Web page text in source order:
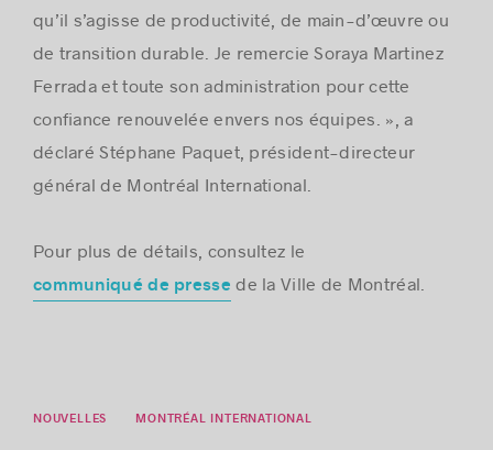
qu’il s’agisse de productivité, de main-d’œuvre ou
de transition durable. Je remercie Soraya Martinez
Ferrada et toute son administration pour cette
confiance renouvelée envers nos équipes. », a
déclaré Stéphane Paquet, président-directeur
général de Montréal International.
Pour plus de détails, consultez le
communiqué de presse de la Ville de Montréal.
NOUVELLES MONTRÉAL INTERNATIONAL